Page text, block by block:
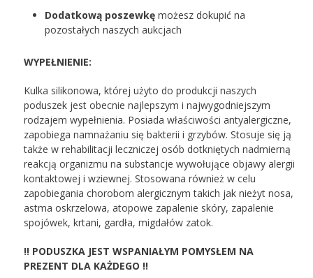
Dodatkową poszewkęmożesz dokupić na
pozostałych naszych aukcjach
WYPEŁNIENIE:
Kulka silikonowa, której użyto do produkcji naszych
poduszek jest obecnie najlepszym i najwygodniejszym
rodzajem wypełnienia. Posiada właściwości antyalergiczne,
zapobiega namnażaniu się bakterii i grzybów. Stosuje się ją
także w rehabilitacji leczniczej osób dotkniętych nadmierną
reakcją organizmu na substancje wywołujące objawy alergii
kontaktowej i wziewnej. Stosowana również w celu
zapobiegania chorobom alergicznym takich jak nieżyt nosa,
astma oskrzelowa, atopowe zapalenie skóry, zapalenie
spojówek, krtani, gardła, migdałów zatok.
!! PODUSZKA JEST WSPANIAŁYM POMYSŁEM NA
PREZENT DLA KAŻDEGO !!